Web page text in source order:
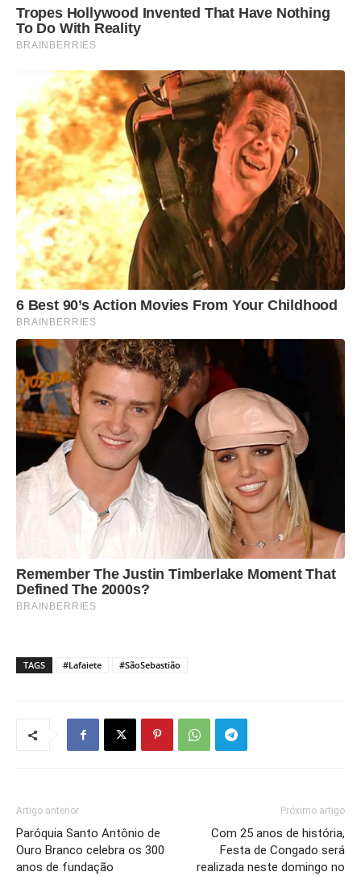
TAGS #Lafaiete #SãoSebastião
Artigo anterior
Paróquia Santo Antônio de
Ouro Branco celebra os 300
anos de fundação
Próximo artigo
Com 25 anos de história,
Festa de Congado será
realizada neste domingo no